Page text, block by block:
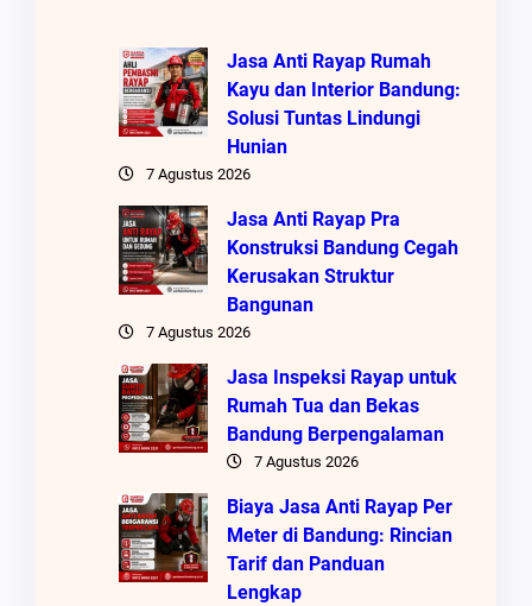
Jasa Anti Rayap Rumah
Kayu dan Interior Bandung:
Solusi Tuntas Lindungi
Hunian
7 Agustus 2026
Jasa Anti Rayap Pra
Konstruksi Bandung Cegah
Kerusakan Struktur
Bangunan
7 Agustus 2026
Jasa Inspeksi Rayap untuk
Rumah Tua dan Bekas
Bandung Berpengalaman
7 Agustus 2026
Biaya Jasa Anti Rayap Per
Meter di Bandung: Rincian
Tarif dan Panduan
Lengkap